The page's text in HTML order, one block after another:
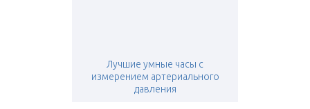
Лучшие умные часы с
измерением артериального
давления